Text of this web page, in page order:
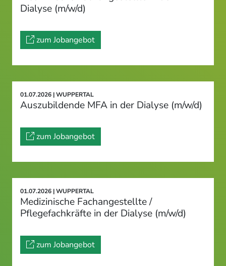
Dialyse (m/w/d)
zum Jobangebot
01.07.2026 | WUPPERTAL
Auszubildende MFA in der Dialyse (m/w/d)
zum Jobangebot
01.07.2026 | WUPPERTAL
Medizinische Fachangestellte /
Pflegefachkräfte in der Dialyse (m/w/d)
zum Jobangebot